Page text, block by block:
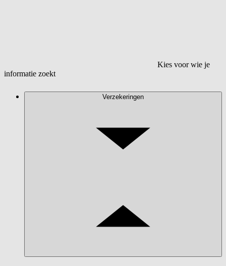
Kies voor wie je
informatie zoekt
Verzekeringen